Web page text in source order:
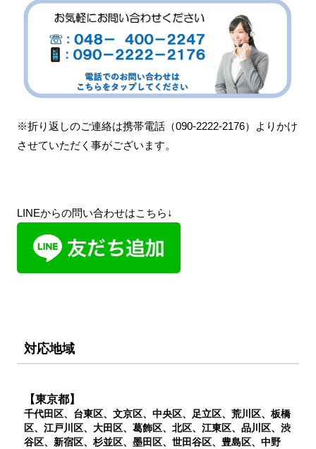
※折り返しのご連絡は携帯電話（090-2222-2176）よりかけ
させていただく事がございます。
LINEからの問い合わせはこちら↓
対応地域
【東京都】
千代田区、台東区、文京区、中央区、足立区、荒川区、板橋
区、江戸川区、大田区、葛飾区、北区、江東区、品川区、渋
谷区、新宿区、杉並区、墨田区、世田谷区、豊島区、中野